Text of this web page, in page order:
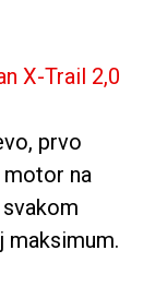
prvo
na
maksimum.